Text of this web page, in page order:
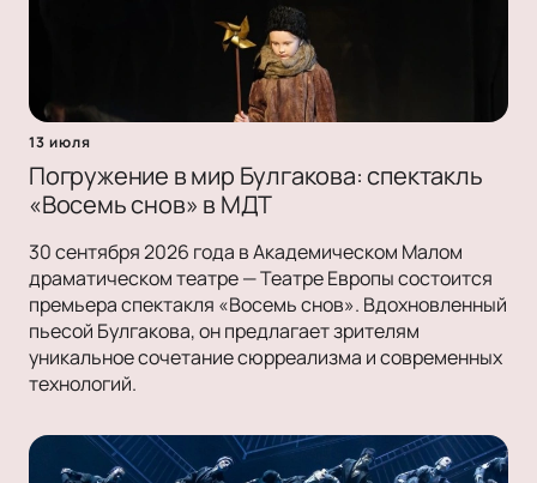
13 июля
Погружение в мир Булгакова: спектакль
«Восемь снов» в МДТ
30 сентября 2026 года в Академическом Малом
драматическом театре — Театре Европы состоится
премьера спектакля «Восемь снов». Вдохновленный
пьесой Булгакова, он предлагает зрителям
уникальное сочетание сюрреализма и современных
технологий.